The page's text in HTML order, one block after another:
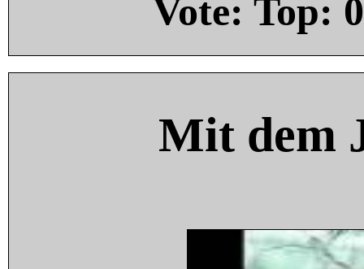
Vote: Top: 0
Mit dem